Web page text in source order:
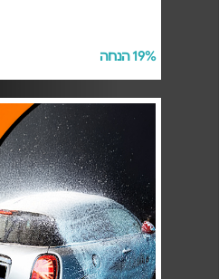
19% הנחה